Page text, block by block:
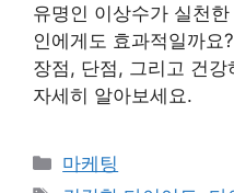
유명인 이상수가 실천
인에게도 효과적일까요
장점, 단점, 그리고 건
자세히 알아보세요.
Categories
마케팅